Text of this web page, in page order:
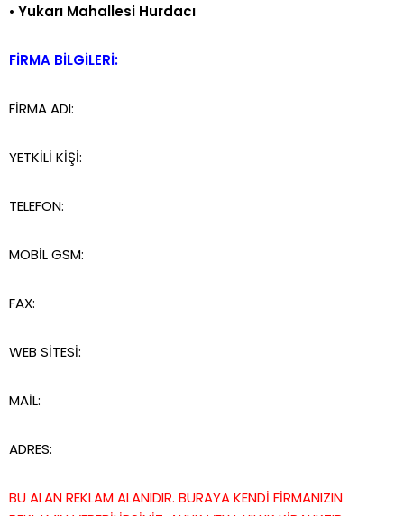
• Yukarı Mahallesi Hurdacı
FİRMA BİLGİLERİ:
FİRMA ADI:
YETKİLİ KİŞİ:
TELEFON:
MOBİL GSM:
FAX:
WEB SİTESİ:
MAİL:
ADRES:
BU ALAN REKLAM ALANIDIR. BURAYA KENDİ FİRMANIZIN